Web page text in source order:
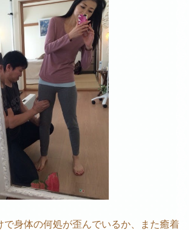
で身体の何処が歪んでいるか、また癒着